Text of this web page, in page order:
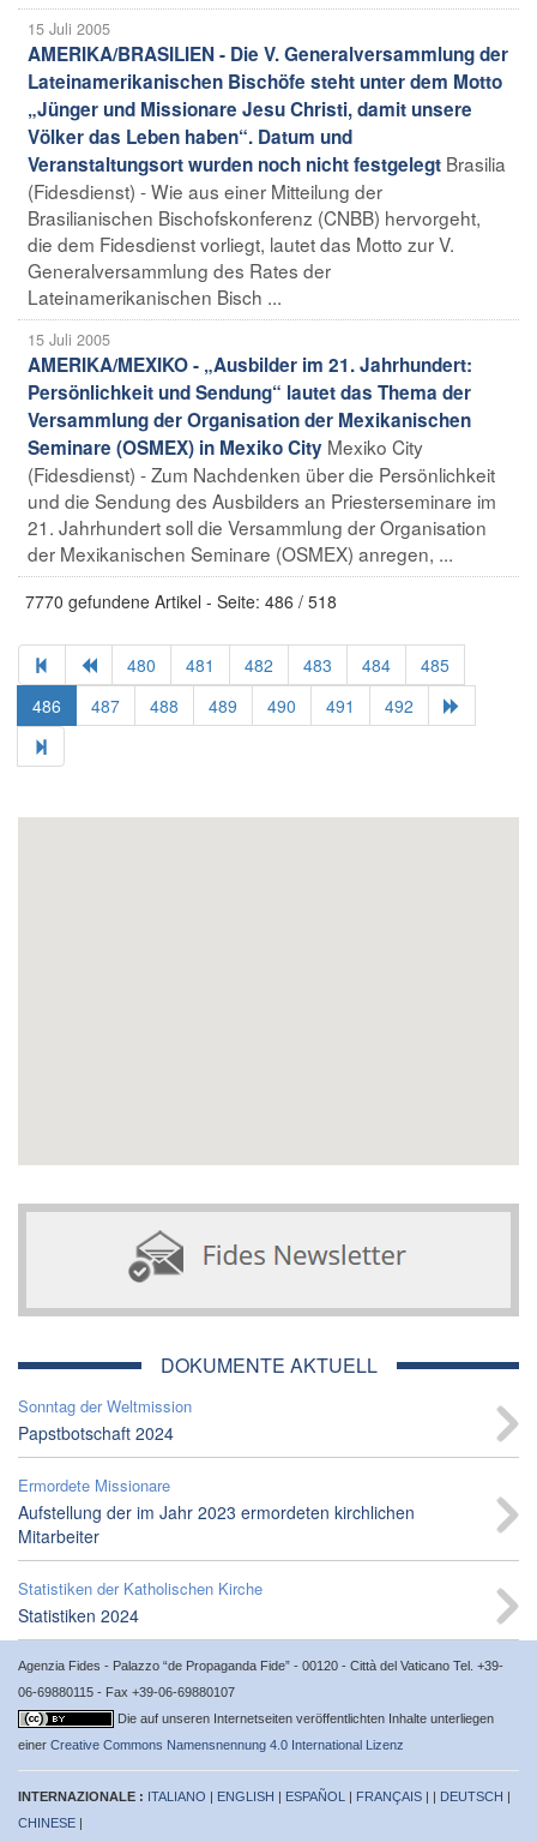
15 Juli 2005
AMERIKA/BRASILIEN - Die V. Generalversammlung der
Lateinamerikanischen Bischöfe steht unter dem Motto
„Jünger und Missionare Jesu Christi, damit unsere
Völker das Leben haben“. Datum und
Veranstaltungsort wurden noch nicht festgelegt Brasilia
(Fidesdienst) - Wie aus einer Mitteilung der
Brasilianischen Bischofskonferenz (CNBB) hervorgeht,
die dem Fidesdienst vorliegt, lautet das Motto zur V.
Generalversammlung des Rates der
Lateinamerikanischen Bisch ...
15 Juli 2005
AMERIKA/MEXIKO - „Ausbilder im 21. Jahrhundert:
Persönlichkeit und Sendung“ lautet das Thema der
Versammlung der Organisation der Mexikanischen
Seminare (OSMEX) in Mexiko City Mexiko City
(Fidesdienst) - Zum Nachdenken über die Persönlichkeit
und die Sendung des Ausbilders an Priesterseminare im
21. Jahrhundert soll die Versammlung der Organisation
der Mexikanischen Seminare (OSMEX) anregen, ...
7770 gefundene Artikel - Seite: 486 / 518
480 481 482 483 484
485
486
487 488 489 490 491 492
DOKUMENTE AKTUELL
Sonntag der Weltmission
Papstbotschaft 2024
Ermordete Missionare
Aufstellung der im Jahr 2023 ermordeten kirchlichen
Mitarbeiter
Statistiken der Katholischen Kirche
Statistiken 2024
Agenzia Fides - Palazzo “de Propaganda Fide” - 00120 - Città del Vaticano Tel. +39-
06-69880115 - Fax +39-06-69880107
Die auf unseren Internetseiten veröffentlichten Inhalte unterliegen
einer Creative Commons Namensnennung 4.0 International Lizenz
INTERNAZIONALE : ITALIANO | ENGLISH | ESPAÑOL | FRANÇAIS | | DEUTSCH |
CHINESE |